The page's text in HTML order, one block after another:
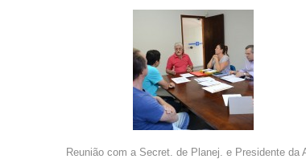
Reunião com a Secret. de Planej. e Presidente